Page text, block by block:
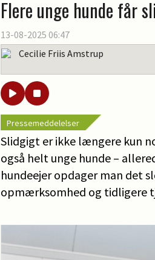
Flere unge hunde får
13-08-2025 06:47
Cecilie Friis Amstrup
Pressemeddelelser
Slidgigt er ikke længere kun
også helt unge hunde –
hundeejer opdager man det
opmærksomhed og tidligere